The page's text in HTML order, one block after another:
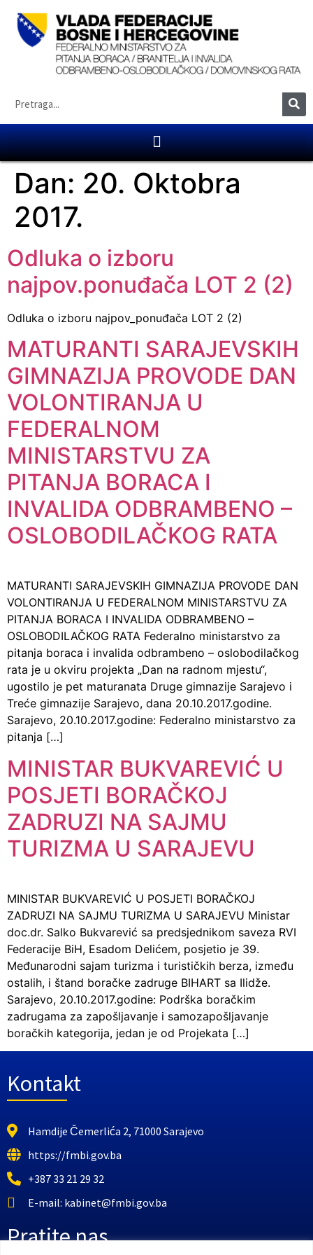
Dan: 20. Oktobra
2017.
Odluka o izboru
najpov.ponuđača LOT 2 (2)
Odluka o izboru najpov_ponuđača LOT 2 (2)
MATURANTI SARAJEVSKIH
GIMNAZIJA PROVODE DAN
VOLONTIRANJA U
FEDERALNOM
MINISTARSTVU ZA
PITANJA BORACA I
INVALIDA ODBRAMBENO –
OSLOBODILAČKOG RATA
MATURANTI SARAJEVSKIH GIMNAZIJA PROVODE DAN
VOLONTIRANJA U FEDERALNOM MINISTARSTVU ZA
PITANJA BORACA I INVALIDA ODBRAMBENO –
OSLOBODILAČKOG RATA Federalno ministarstvo za
pitanja boraca i invalida odbrambeno – oslobodilačkog
rata je u okviru projekta „Dan na radnom mjestu“,
ugostilo je pet maturanata Druge gimnazije Sarajevo i
Treće gimnazije Sarajevo, dana 20.10.2017.godine.
Sarajevo, 20.10.2017.godine: Federalno ministarstvo za
pitanja […]
MINISTAR BUKVAREVIĆ U
POSJETI BORAČKOJ
ZADRUZI NA SAJMU
TURIZMA U SARAJEVU
MINISTAR BUKVAREVIĆ U POSJETI BORAČKOJ
ZADRUZI NA SAJMU TURIZMA U SARAJEVU Ministar
doc.dr. Salko Bukvarević sa predsjednikom saveza RVI
Federacije BiH, Esadom Delićem, posjetio je 39.
Međunarodni sajam turizma i turističkih berza, između
ostalih, i štand boračke zadruge BIHART sa Ilidže.
Sarajevo, 20.10.2017.godine: Podrška boračkim
zadrugama za zapošljavanje i samozapošljavanje
boračkih kategorija, jedan je od Projekata […]
Kontakt
Hamdije Čemerlića 2, 71000 Sarajevo
https://fmbi.gov.ba
+387 33 21 29 32
E-mail: kabinet@fmbi.gov.ba
Pratite nas